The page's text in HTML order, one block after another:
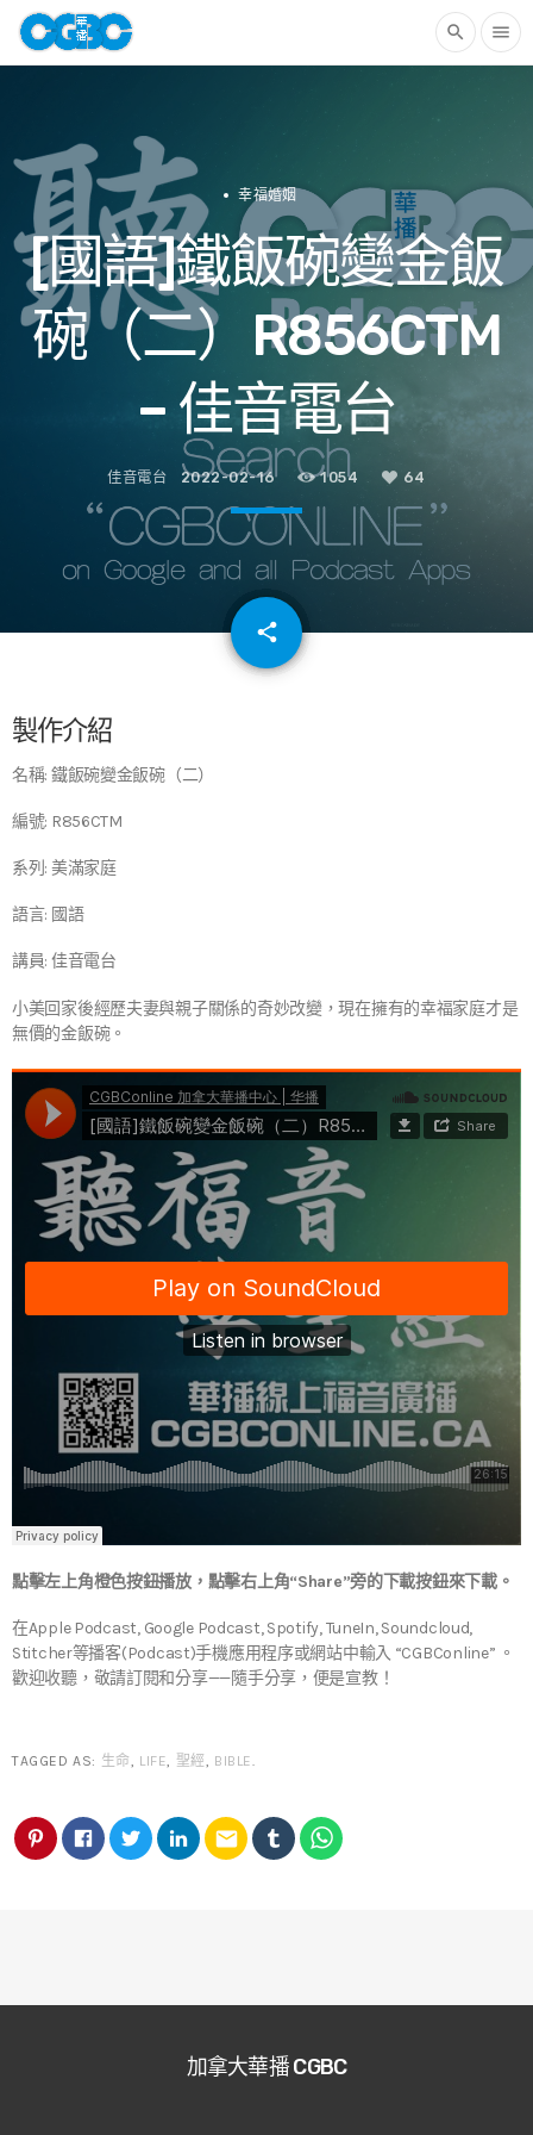
search menu
幸福婚姻
[國語]鐵飯碗變金飯
碗（二）R856CTM
– 佳音電台
佳音電台 2022-02-16 1054 64
share
email
製作介紹
名稱: 鐵飯碗變金飯碗（二）
編號: R856CTM
系列: 美滿家庭
語言: 國語
講員: 佳音電台
小美回家後經歷夫妻與親子關係的奇妙改變，現在擁有的幸福家庭才是
無價的金飯碗。
點擊左上角橙色按鈕播放，點擊右上角“Share”旁的下載按鈕來下載。
在Apple Podcast, Google Podcast, Spotify, TuneIn, Soundcloud,
Stitcher等播客(Podcast)手機應用程序或網站中輸入 “CGBConline” 。
歡迎收聽，敬請訂閱和分享——隨手分享，便是宣教！
TAGGED AS: 生命, LIFE, 聖經, BIBLE.
email
加拿大華播 CGBC